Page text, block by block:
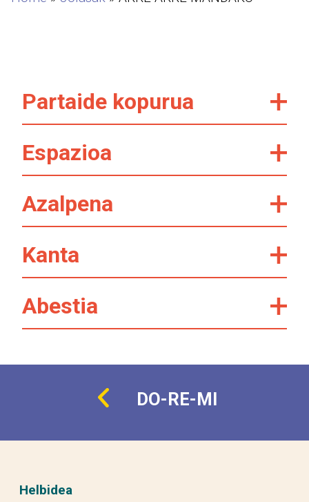
Partaide kopurua
Espazioa
Azalpena
Kanta
Abestia
DO-RE-MI
Helbidea